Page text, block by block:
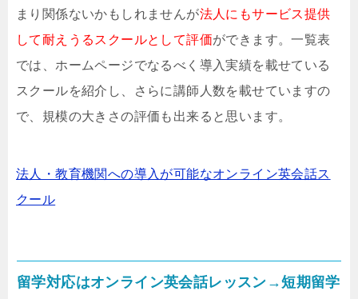
まり関係ないかもしれませんが法人にもサービス提供
して耐えうるスクールとして評価ができます。一覧表
では、ホームページでなるべく導入実績を載せている
スクールを紹介し、さらに講師人数を載せていますの
で、規模の大きさの評価も出来ると思います。
法人・教育機関への導入が可能なオンライン英会話ス
クール
留学対応はオンライン英会話レッスン→短期留学